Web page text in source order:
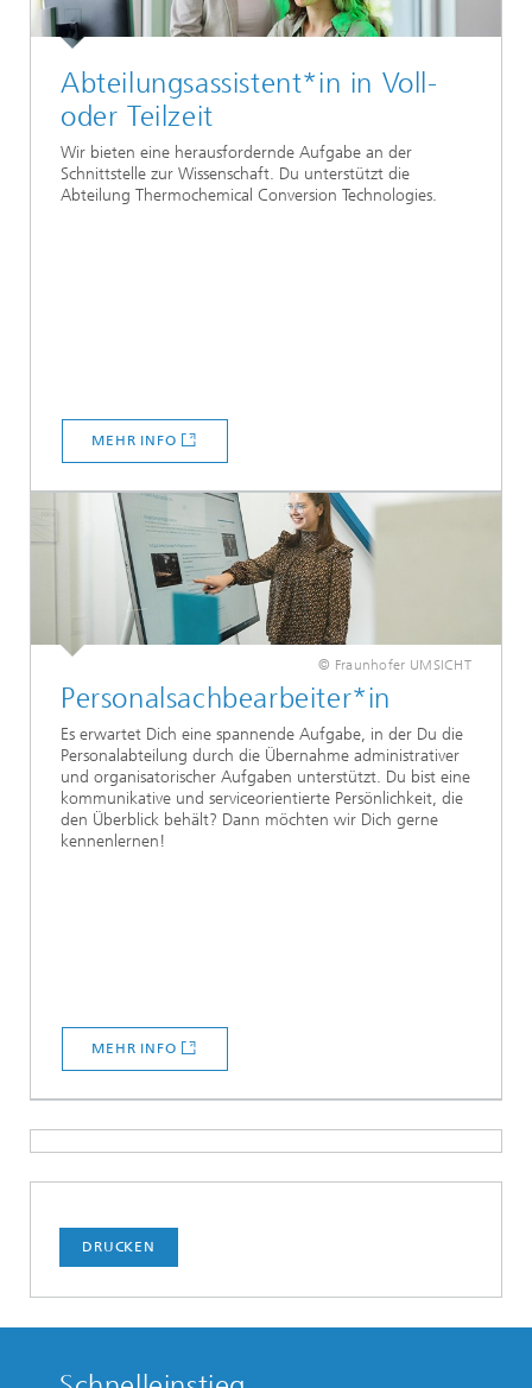
Abteilungsassistent*in in Voll-
oder Teilzeit
Wir bieten eine herausfordernde Aufgabe an der
Schnittstelle zur Wissenschaft. Du unterstützt die
Abteilung Thermochemical Conversion Technologies.
MEHR INFO
© Fraunhofer UMSICHT
Personalsachbearbeiter*in
Es erwartet Dich eine spannende Aufgabe, in der Du die
Personalabteilung durch die Übernahme administrativer
und organisatorischer Aufgaben unterstützt. Du bist eine
kommunikative und serviceorientierte Persönlichkeit, die
den Überblick behält? Dann möchten wir Dich gerne
kennenlernen!
MEHR INFO
DRUCKEN